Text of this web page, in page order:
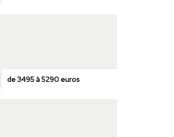
de 3495 à 5290 euros